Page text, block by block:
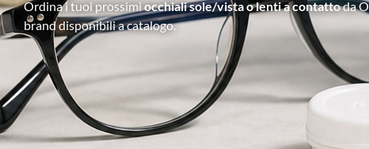
Ordina i tuoi prossimiocchiali sole/vista o lenti a contattoda
brand disponibili a catalogo.